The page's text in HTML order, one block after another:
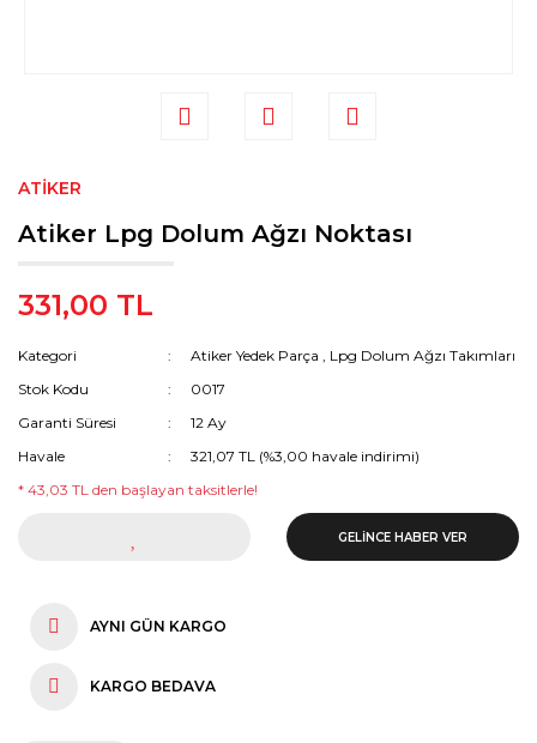
ATIKER
Atiker Lpg Dolum Ağzı Noktası
331,00 TL
Kategori Atiker Yedek Parça , Lpg Dolum Ağzı Takımları
Stok Kodu
0017
Garanti Süresi
12 Ay
Havale
321,07 TL (%3,00 havale indirimi)
* 43,03 TL den başlayan taksitlerle!
GELİNCE HABER VER
AYNI GÜN KARGO
KARGO BEDAVA